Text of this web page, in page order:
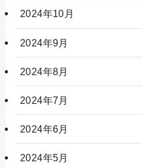
2024年10月
2024年9月
2024年8月
2024年7月
2024年6月
2024年5月